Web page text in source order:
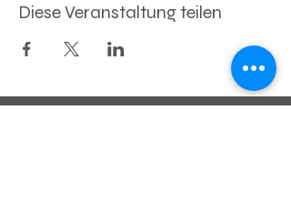
Diese Veranstaltung teilen